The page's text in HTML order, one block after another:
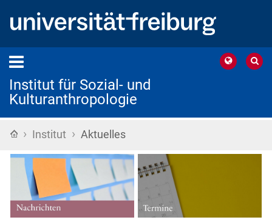
Institut für Sozial- und
Kulturanthropologie
Startseite
› Institut › Aktuelles